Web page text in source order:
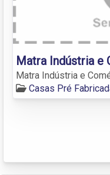
Matra Indústria e
Matra Indústria e
Casas Pré